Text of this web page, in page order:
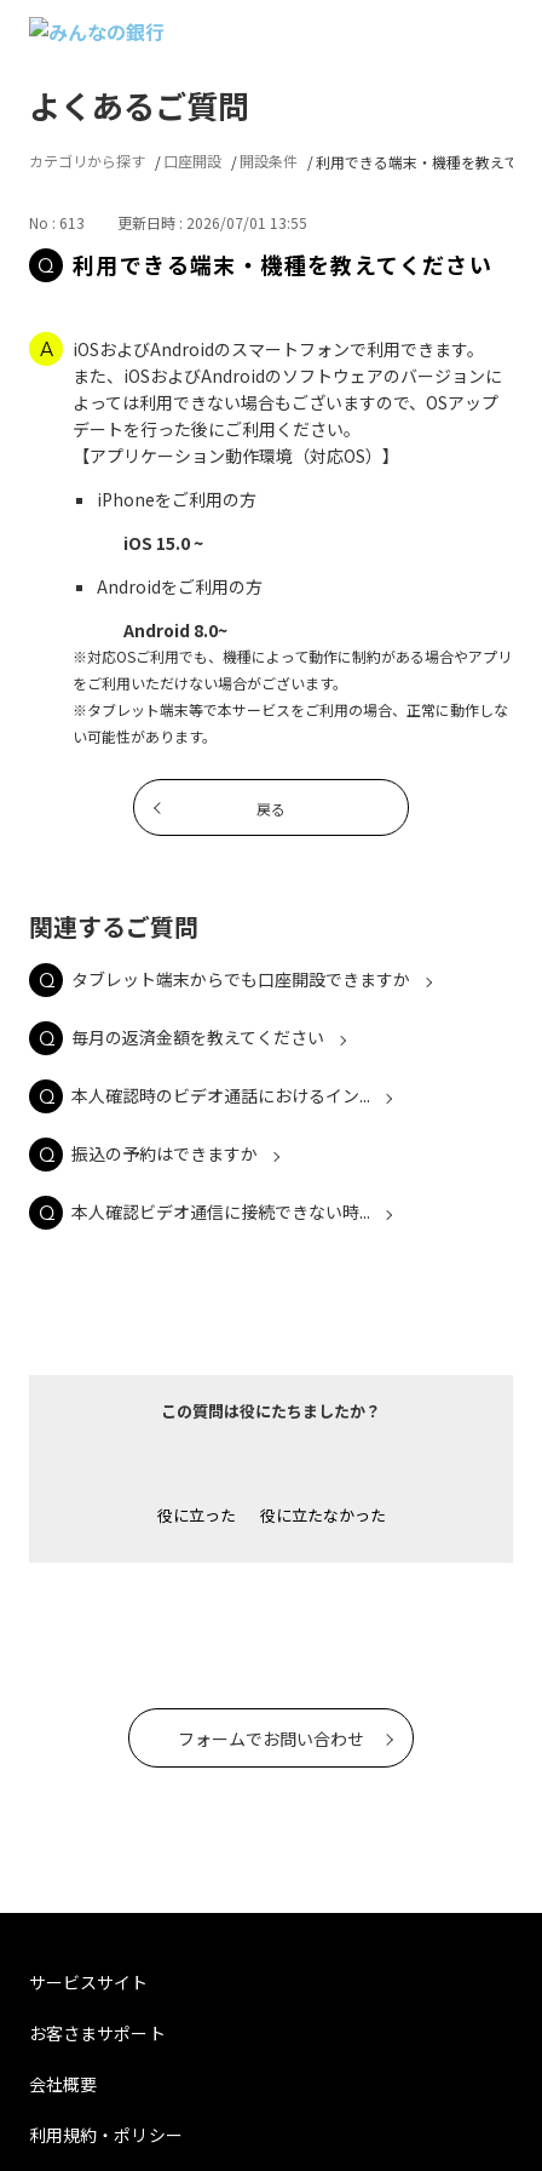
よくあるご質問
カテゴリから探す 口座開設 開設条件 利用できる端末・機種を教えてく
No : 613 更新日時 : 2026/07/01 13:55
利用できる端末・機種を教えてください
iOSおよびAndroidのスマートフォンで利用できます。
また、iOSおよびAndroidのソフトウェアのバージョンに
よっては利用できない場合もございますので、OSアップ
デートを行った後にご利用ください。
【アプリケーション動作環境（対応OS）】
iPhoneをご利用の方
iOS 15.0 ~
Androidをご利用の方
Android 8.0~
※対応OSご利用でも、機種によって動作に制約がある場合やアプリ
をご利用いただけない場合がございます。
※タブレット端末等で本サービスをご利用の場合、正常に動作しな
い可能性があります。
戻る
関連するご質問
タブレット端末からでも口座開設できますか
毎月の返済金額を教えてください
本人確認時のビデオ通話におけるイン...
振込の予約はできますか
本人確認ビデオ通信に接続できない時...
この質問は役にたちましたか？
役に立った 役に立たなかった
フォームでお問い合わせ
サービスサイト
お客さまサポート
会社概要
利用規約・ポリシー